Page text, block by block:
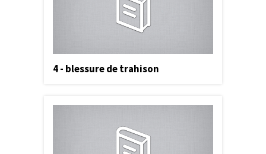
4 - blessure de trahison